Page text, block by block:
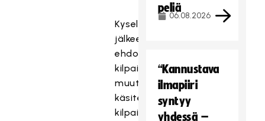
Kyselyn
jälkeen
ehdotettuja
kilpailusääntöjen
muutoksia
käsitellään
kilpailu-,
peliä
06.08.2026
“Kannustava
ilmapiiri
syntyy
yhdessä –